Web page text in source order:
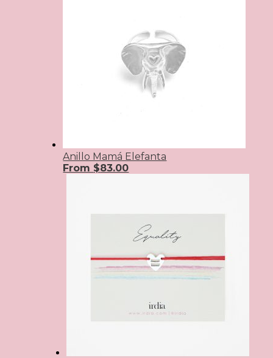
Anillo Mamá Elefanta
From $83.00